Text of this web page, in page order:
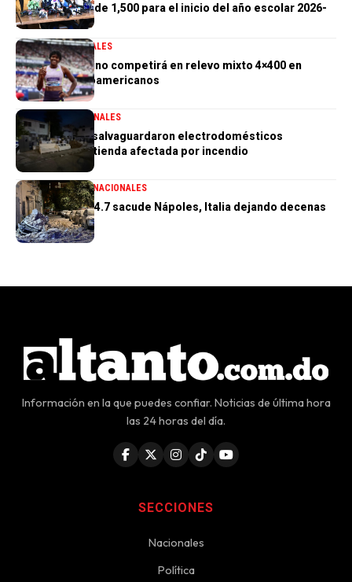
alcanzar meta de 1,500 para el inicio del año escolar 2026-
2027
DEPORTESGENERALES
Marileidy Paulino competirá en relevo mixto 4×400 en
Juegos Centroamericanos
GENERALES NACIONALES
PN aclara que salvaguardaron electrodomésticos
sustraídos de tienda afectada por incendio
GENERALESINTERNACIONALES
Terremoto de 4.7 sacude Nápoles, Italia dejando decenas
de heridos
Información en la que puedes confiar. Noticias de última hora
las 24 horas del día.
SECCIONES
Nacionales
Política